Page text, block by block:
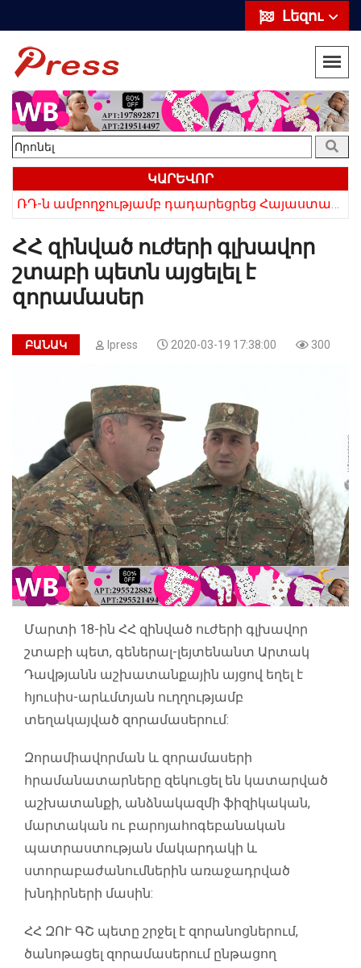
Լեզու
ԿԱՐԵՎՈՐ
ՀՀ զինված ուժերի գլխավոր
շտաբի պետն այցելել է
զորամասեր
ԲԱՆԱԿ Ipress 2020-03-19 17:38:00 300
Մարտի 18-ին ՀՀ զինված ուժերի գլխավոր
շտաբի պետ, գեներալ-լեյտենանտ Արտակ
Դավթյանն աշխատանքային այցով եղել է
հյուսիս-արևմտյան ուղղությամբ
տեղակայված զորամասերում:
Զորամիավորման և զորամասերի
հրամանատարները զեկուցել են կատարված
աշխատանքի, անձնակազմի ֆիզիկական,
մարտական ու բարոյահոգեբանական
պատրաստության մակարդակի և
ստորաբաժանումներին առաջադրված
խնդիրների մասին:
ՀՀ ԶՈՒ ԳՇ պետը շրջել է զորանոցներում,
ծանոթացել զորամասերում ընթացող